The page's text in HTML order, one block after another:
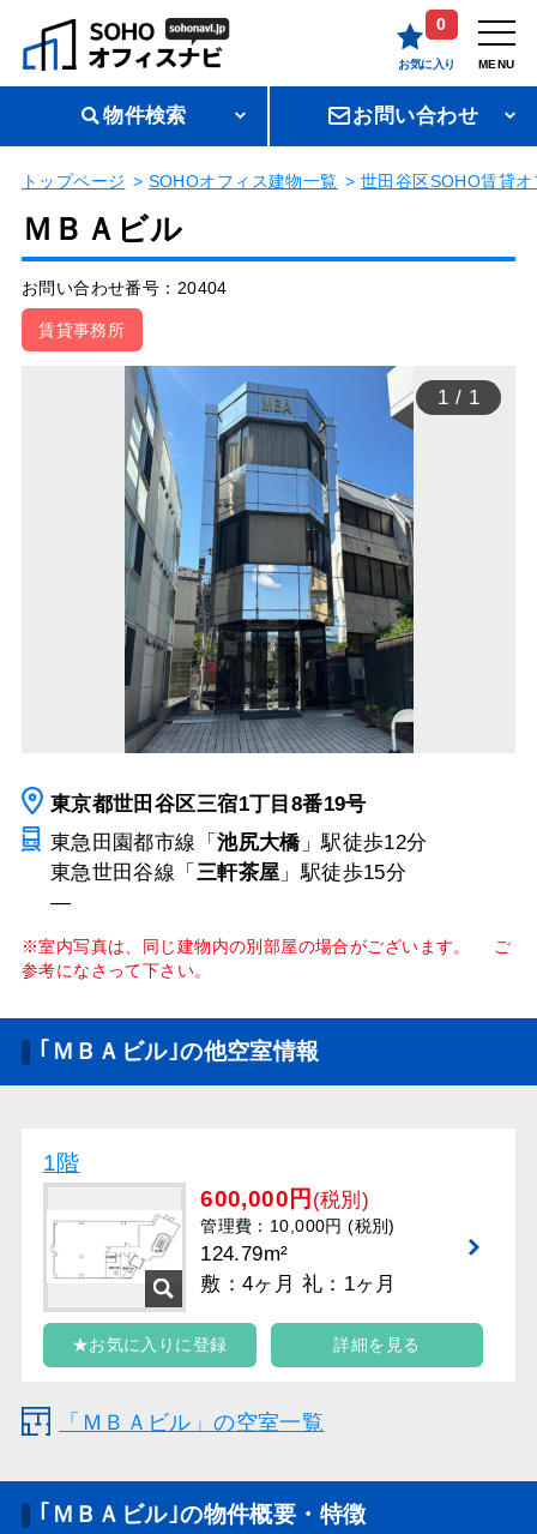
0
お気に入り MENU
物件検索 お問い合わせ
トップページ SOHOオフィス建物一覧 世田谷区SOHO賃貸オ
ＭＢＡビル
お問い合わせ番号：20404
賃貸事務所
1 / 1
東京都世田谷区三宿1丁目8番19号
東急田園都市線「池尻大橋」駅徒歩12分
東急世田谷線「 三軒茶屋 」駅徒歩15分
―
※室内写真は、同じ建物内の別部屋の場合がございます。 ご
参考になさって下さい。
｢ＭＢＡビル｣の他空室情報
1階
600,000円 (税別)
管理費：10,000円 (税別)
124.79m²
敷：4ヶ月 礼：1ヶ月
★お気に入りに登録 詳細を見る
「ＭＢＡビル」の空室一覧
｢ＭＢＡビル｣の物件概要・特徴